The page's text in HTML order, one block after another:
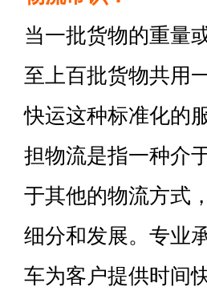
当一批货物的重量
至上百批货物共用
快运这种标准化的
担物流是指一种介
于其他的物流方式
细分和发展。专业
车为客户提供时间